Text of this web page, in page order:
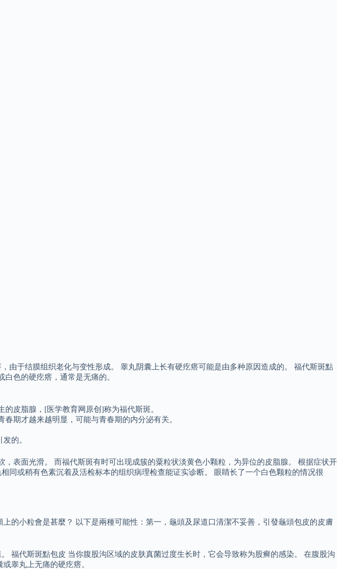
于结膜组织老化与变性形成。 睾丸阴囊上长有硬疙瘩可能是由多种原因造成的。 福代斯斑點
色的硬疙瘩，通常是无痛的。
皮脂腺，[医学教育网原创]称为福代斯斑。
期才越来越明显，可能与青春期的内分泌有关。
的。
表面光滑。 而福代斯斑有时可出现成簇的粟粒状淡黄色小颗粒，为异位的皮脂腺。 根据症状开
或稍有色素沉着及活检标本的组织病理检查能证实诊断。 眼睛长了一个白色颗粒的情况很
的小粒會是甚麼？ 以下是兩種可能性：第一，龜頭及尿道口清潔不妥善，引發龜頭包皮的皮膚
福代斯斑點包皮 当你腹股沟区域的皮肤真菌过度生长时，它会导致称为股癣的感染。 在腹股沟
睾丸上无痛的硬疙瘩。